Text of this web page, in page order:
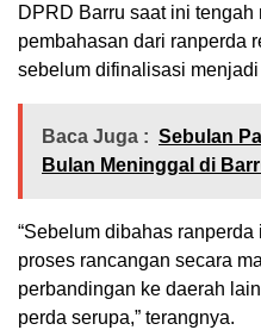
DPRD Barru saat ini
pembahasan dari ranperda
sebelum difinalisasi menjadi
Baca Juga : Sebulan
Bulan Meninggal di
“Sebelum dibahas
proses rancangan secara
perbandingan ke daerah
perda serupa,” terangnya.